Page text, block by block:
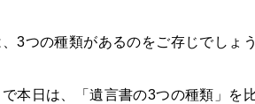
3つの種類があるのをご存じでしょ
で本日は、「遺言書の3つの種類」を